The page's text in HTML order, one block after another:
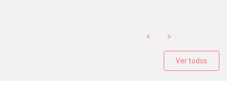
< >
Ver todos